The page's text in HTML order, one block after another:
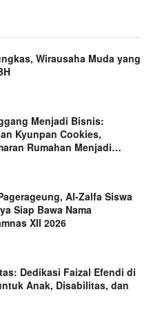
Wirausaha Muda yang
Menjadi Bisnis:
Kyunpan Cookies,
Rumahan Menjadi
Al-Zalfa Siswa
Siap Bawa Nama
XII 2026
Dedikasi Faizal Efendi di
Anak, Disabilitas, dan